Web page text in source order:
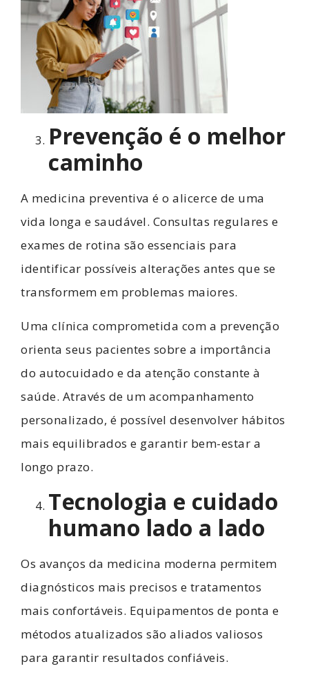
Prevenção é o melhor
caminho
A medicina preventiva é o alicerce de uma
vida longa e saudável. Consultas regulares e
exames de rotina são essenciais para
identificar possíveis alterações antes que se
transformem em problemas maiores.
Uma clínica comprometida com a prevenção
orienta seus pacientes sobre a importância
do autocuidado e da atenção constante à
saúde. Através de um acompanhamento
personalizado, é possível desenvolver hábitos
mais equilibrados e garantir bem-estar a
longo prazo.
Tecnologia e cuidado
humano lado a lado
Os avanços da medicina moderna permitem
diagnósticos mais precisos e tratamentos
mais confortáveis. Equipamentos de ponta e
métodos atualizados são aliados valiosos
para garantir resultados confiáveis.